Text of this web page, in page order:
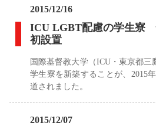
2015/12/16
ICU LGBT配慮の学生寮
初設置
国際基督教大学（ICU・東京都三
学生寮を新築することが、2015
道されました。
2015/12/07